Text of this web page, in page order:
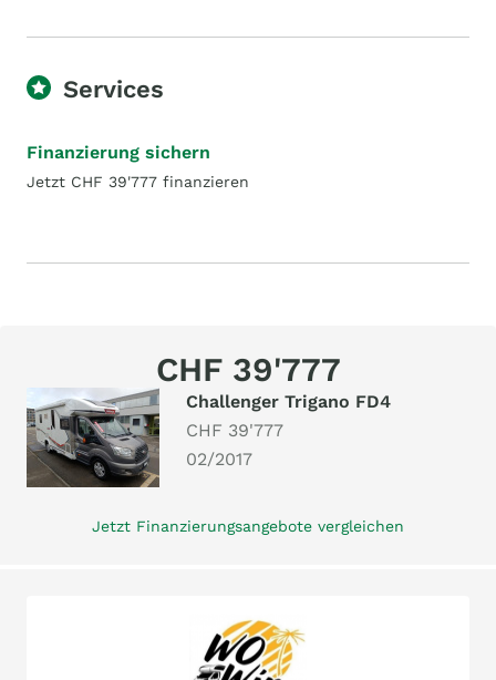
Services
Finanzierung sichern
Jetzt CHF 39'777 finanzieren
CHF 39'777
Challenger Trigano FD4
CHF 39'777
02/2017
Jetzt Finanzierungsangebote vergleichen